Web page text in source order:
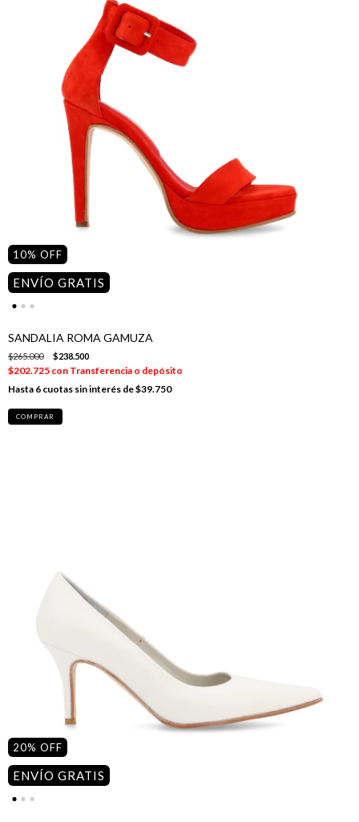
10% OFF
ENVÍO GRATIS
SANDALIA ROMA GAMUZA
$265.000 $238.500
$202.725 con Transferencia o depósito
6 cuotas sin interés de$39.750
COMPRAR
20% OFF
ENVÍO GRATIS